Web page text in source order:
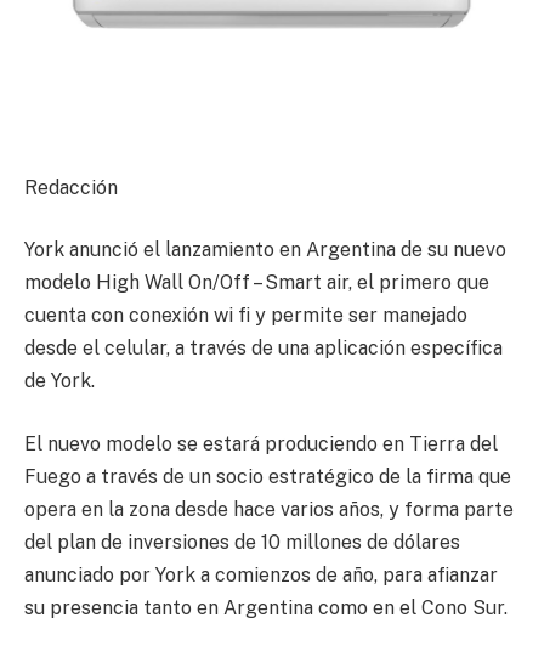
Redacción
York anunció el lanzamiento en Argentina de su nuevo
modelo High Wall On/Off – Smart air, el primero que
cuenta con conexión wi fi y permite ser manejado
desde el celular, a través de una aplicación específica
de York.
El nuevo modelo se estará produciendo en Tierra del
Fuego a través de un socio estratégico de la firma que
opera en la zona desde hace varios años, y forma parte
del plan de inversiones de 10 millones de dólares
anunciado por York a comienzos de año, para afianzar
su presencia tanto en Argentina como en el Cono Sur.